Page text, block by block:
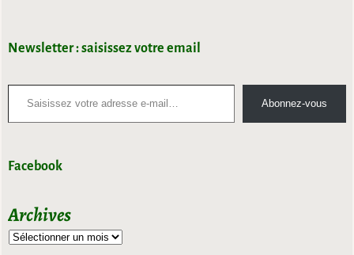
Newsletter : saisissez votre email
Abonnez-vous
Facebook
Archives